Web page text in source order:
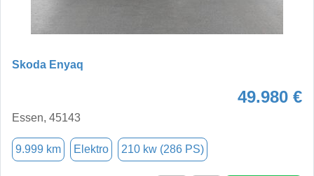
Skoda Enyaq
49.980 €
Essen, 45143
9.999 km Elektro 210 kw (286 PS)